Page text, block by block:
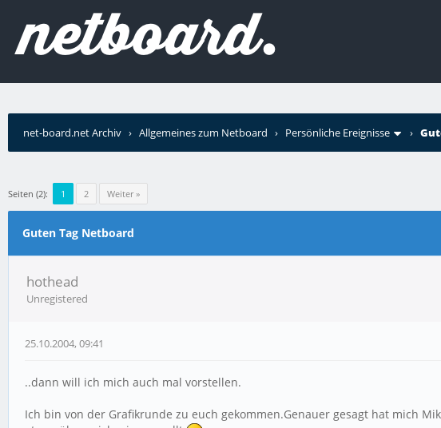
net-board.net Archiv › Allgemeines zum Netboard › Persönliche Ereignisse ›
Seiten (2): 1 2 Weiter »
Guten Tag Netboard
hothead
Unregistered
25.10.2004, 09:41
..dann will ich mich auch mal vorstellen.
Ich bin von der Grafikrunde zu euch gekommen.Genauer gesagt hat mich